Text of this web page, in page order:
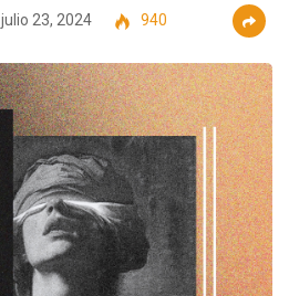
julio 23, 2024 940